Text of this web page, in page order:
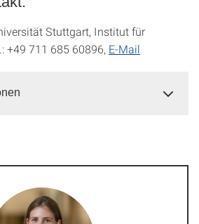
Stuttgart, Institut für
+49 711 685 60896, E-Mail